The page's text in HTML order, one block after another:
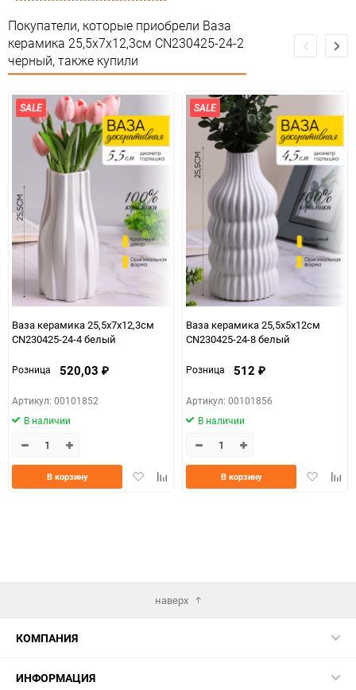
Сертификация Не подлежит сертификации
Особые условия Особых условий не требует
Количество в коробке 24
Единица измерения шт
Покупатели, которые приобрели Ваза
керамика 25,5х7х12,3см CN230425-24-2
черный, также купили
SALE
Ваза керамика 25,5х7х12,3см
CN230425-24-4 белый
Розница 520,03 ₽
Артикул: 00101852
В наличии
ДобавитьДобавить
В корзину
SALE
Ваза керамика 25,5х5х12см
CN230425-24-8 белый
Розница 512 ₽
Артикул: 00101856
В наличии
Добавить
В корзину
наверх
КОМПАНИЯ
ИНФОРМАЦИЯ